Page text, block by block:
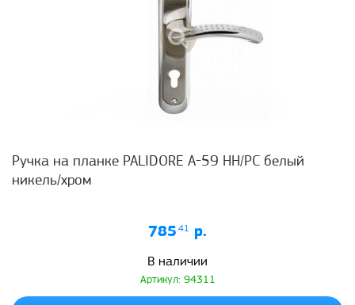
Ручка на планке PALIDORE А-59 НН/РС белый
никель/хром
785.41 р.
В наличии
Артикул: 94311